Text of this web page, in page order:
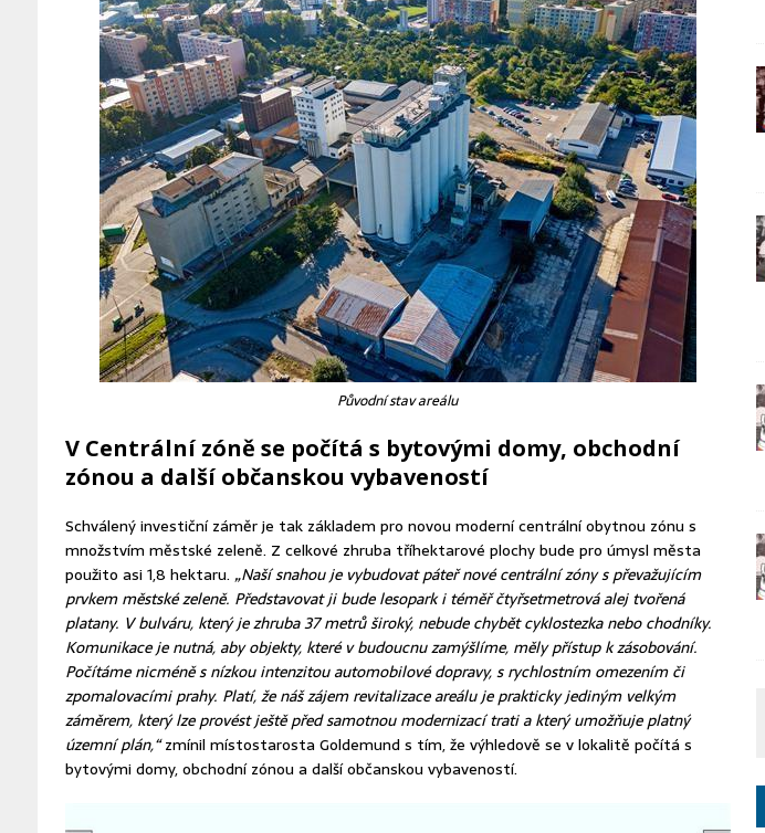
Původní stav areálu
V Centrální zóně se počítá s bytovými domy, obchodní
zónou a další občanskou vybaveností
Schválený investiční záměr je tak základem pro novou moderní centrální obytnou zónu s
množstvím městské zeleně. Z celkové zhruba tříhektarové plochy bude pro úmysl města
použito asi 1,8 hektaru. „Naší snahou je vybudovat páteř nové centrální zóny s převažujícím
prvkem městské zeleně. Představovat ji bude lesopark i téměř čtyřsetmetrová alej tvořená
platany. V bulváru, který je zhruba 37 metrů široký, nebude chybět cyklostezka nebo chodníky.
Komunikace je nutná, aby objekty, které v budoucnu zamýšlíme, měly přístup k zásobování.
Počítáme nicméně s nízkou intenzitou automobilové dopravy, s rychlostním omezením či
zpomalovacími prahy. Platí, že náš zájem revitalizace areálu je prakticky jediným velkým
záměrem, který lze provést ještě před samotnou modernizací trati a který umožňuje platný
územní plán,“zmínil místostarosta Goldemund s tím, že výhledově se v lokalitě počítá s
bytovými domy, obchodní zónou a další občanskou vybaveností.